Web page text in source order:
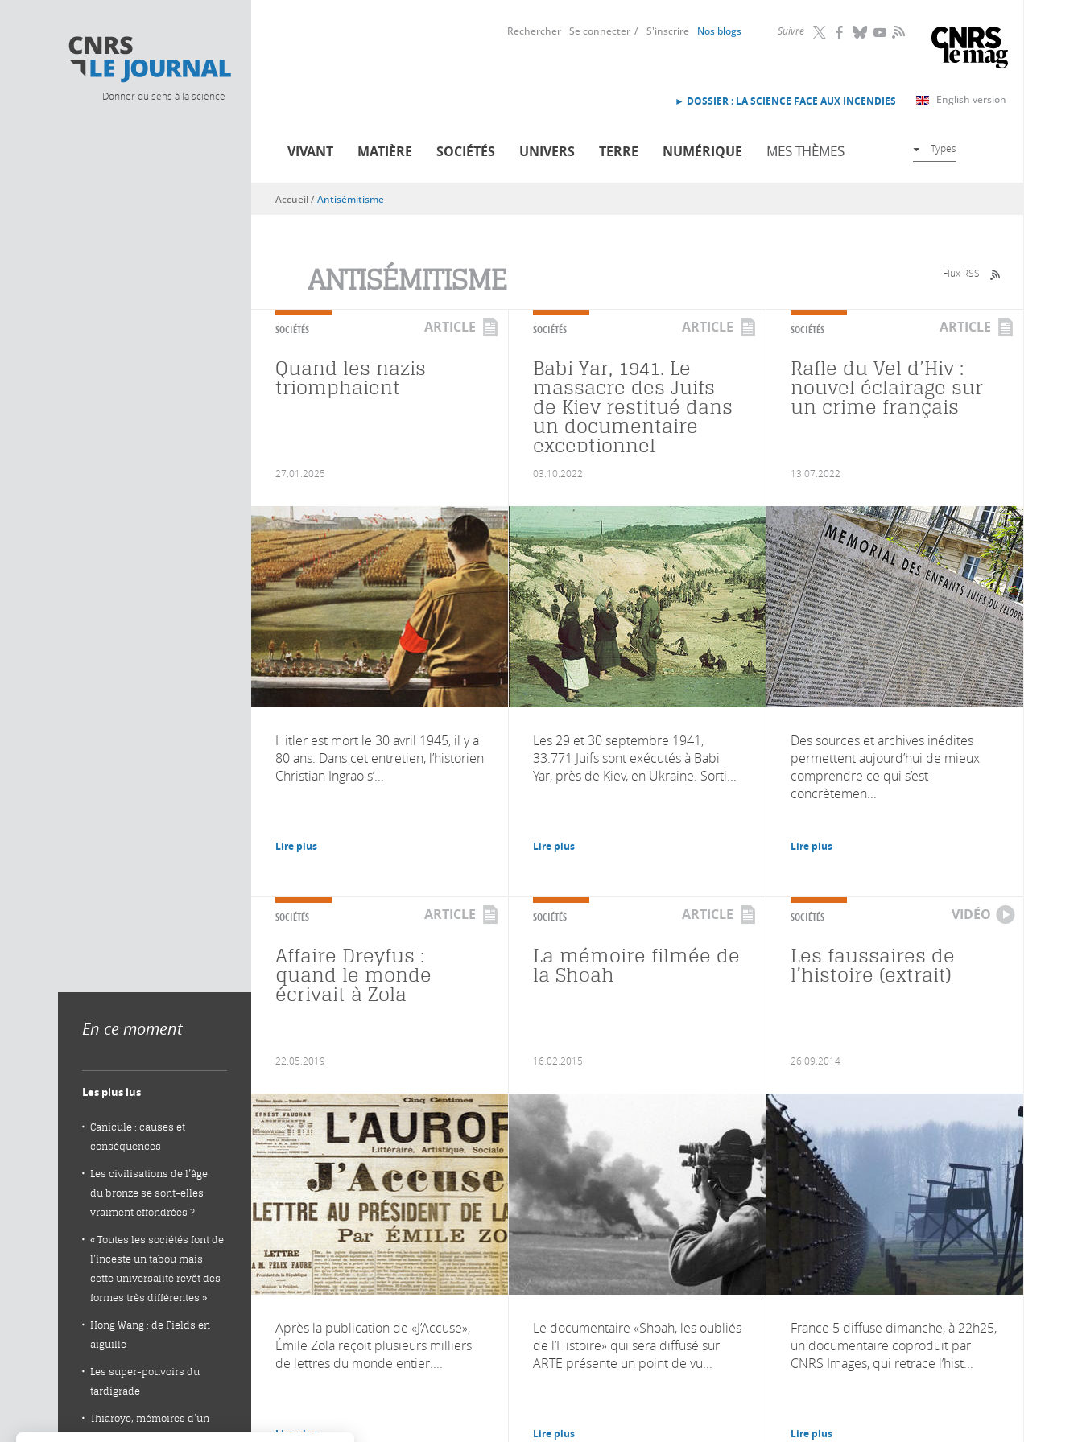
Donner du sens à la science
Suivre RSS
Rechercher Se connecter S'inscrire Nos blogs
English version
► DOSSIER : LA SCIENCE FACE AUX INCENDIES
VIVANT MATIÈRE SOCIÉTÉS UNIVERS TERRE NUMÉRIQUE MES THÈMES Types
Vous êtes ici
Accueil/Antisémitisme
ANTISÉMITISME Flux RSS
SOCIÉTÉS ARTICLE
Quand les nazis
triomphaient
27.01.2025
Hitler est mort le 30 avril 1945, il y a
80 ans. Dans cet entretien, l’historien
Christian Ingrao s’...
Lire plus
SOCIÉTÉS ARTICLE
Babi Yar, 1941. Le
massacre des Juifs
de Kiev restitué dans
un documentaire
exceptionnel
03.10.2022
Les 29 et 30 septembre 1941,
33.771 Juifs sont exécutés à Babi
Yar, près de Kiev, en Ukraine. Sorti...
Lire plus
SOCIÉTÉS ARTICLE
Rafle du Vel d’Hiv :
nouvel éclairage sur
un crime français
13.07.2022
Des sources et archives inédites
permettent aujourd’hui de mieux
comprendre ce qui s’est
concrètemen...
Lire plus
SOCIÉTÉS ARTICLE
Affaire Dreyfus :
quand le monde
écrivait à Zola
22.05.2019
Après la publication de «J’Accuse»,
Émile Zola reçoit plusieurs milliers
de lettres du monde entier....
Lire plus
SOCIÉTÉS ARTICLE
La mémoire filmée de
la Shoah
16.02.2015
Le documentaire «Shoah, les oubliés
de l’Histoire» qui sera diffusé sur
ARTE présente un point de vu...
Lire plus
SOCIÉTÉS VIDÉO
Les faussaires de
l’histoire (extrait)
26.09.2014
France 5 diffuse dimanche, à 22h25,
un documentaire coproduit par
CNRS Images, qui retrace l’hist...
Lire plus
En ce moment
Les plus lus
Canicule : causes et
conséquences
Les civilisations de l’âge
du bronze se sont-elles
vraiment effondrées ?
« Toutes les sociétés font de
l’inceste un tabou mais
cette universalité revêt des
formes très différentes »
Hong Wang : de Fields en
aiguille
Les super-pouvoirs du
tardigrade
Thiaroye, mémoires d’un